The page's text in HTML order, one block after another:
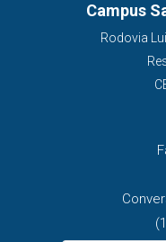
Campus
Rodovia